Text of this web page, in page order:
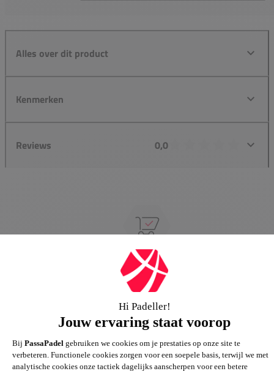
Alles over dit product
Kenmerken
Reviews 0,0
Groot assortiment
Gigantisch assortiment met meer dan 21.000+
artikelen